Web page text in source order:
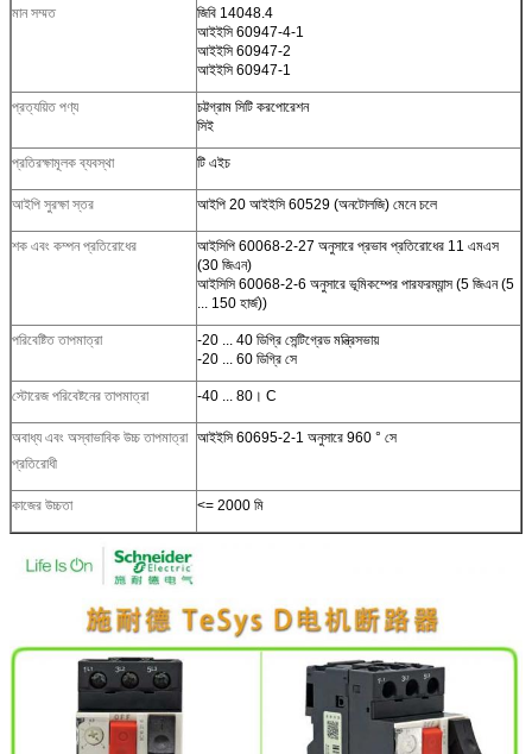
মান সম্মত
জিবি 14048.4
আইইসি 60947-4-1
আইইসি 60947-2
আইইসি 60947-1
প্রত্যয়িত পণ্য
চট্টগ্রাম সিটি করপোরেশন
সিই
প্রতিরক্ষামূলক ব্যবস্থা টি এইচ
আইপি সুরক্ষা স্তর আইপি 20 আইইসি 60529 (অনটোলজি) মেনে চলে
শক এবং কম্পন প্রতিরোধের
আইসিপি 60068-2-27 অনুসারে প্রভাব প্রতিরোধের 11 এমএস
(30 জিএন)
আইসিসি 60068-2-6 অনুসারে ভূমিকম্পের পারফরম্যান্স (5 জিএন (5
... 150 হার্জ))
পরিবেষ্টিত তাপমাত্রা
-20 ... 40 ডিগ্রি সেন্টিগ্রেড মন্ত্রিসভায়
-20 ... 60 ডিগ্রি সে
স্টোরেজ পরিবেষ্টনের তাপমাত্রা -40 ... 80। C
অবাধ্য এবং অস্বাভাবিক উচ্চ তাপমাত্রা
প্রতিরোধী
আইইসি 60695-2-1 অনুসারে 960 ° সে
কাজের উচ্চতা <= 2000 মি